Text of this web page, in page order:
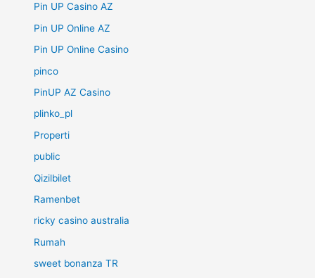
Pin UP Casino AZ
Pin UP Online AZ
Pin UP Online Casino
pinco
PinUP AZ Casino
plinko_pl
Properti
public
Qizilbilet
Ramenbet
ricky casino australia
Rumah
sweet bonanza TR